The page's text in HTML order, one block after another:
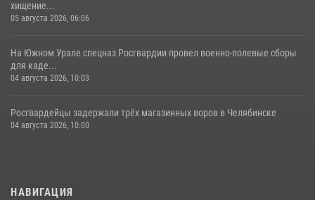
хищение...
05 августа 2026, 06:06
На Южном Урале спецназ Росгвардии провел военно-полевые сборы
для каде...
04 августа 2026, 10:03
Росгвардейцы задержали трёх магазинных воров в Челябинске
04 августа 2026, 10:00
НАВИГАЦИЯ